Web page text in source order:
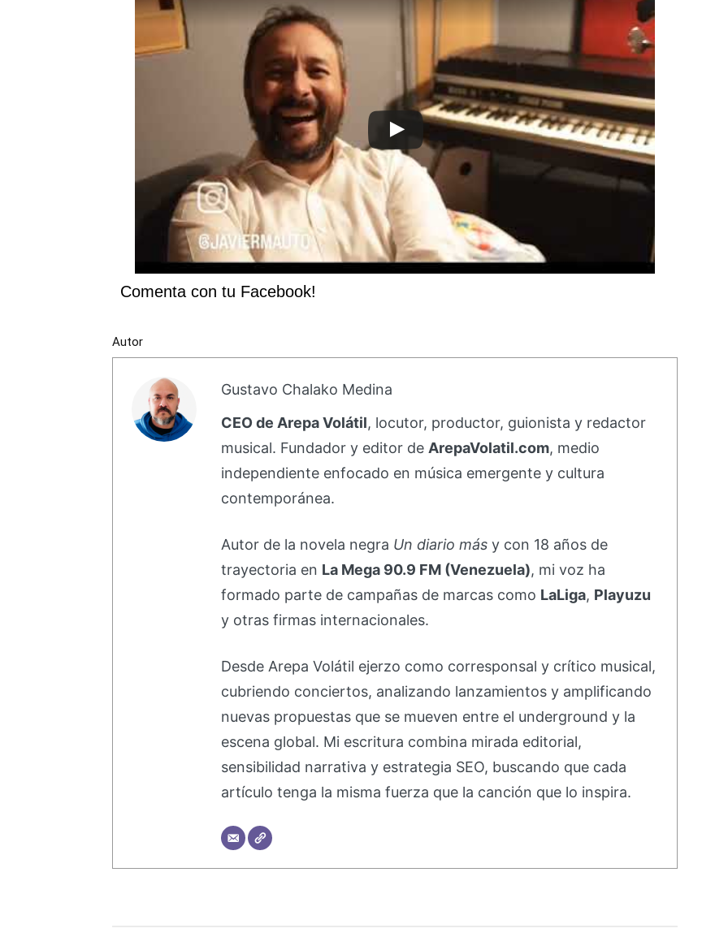
Comenta con tu Facebook!
Autor
Gustavo Chalako Medina
CEO de Arepa Volátil, locutor, productor, guionista y redactor
musical. Fundador y editor de ArepaVolatil.com, medio
independiente enfocado en música emergente y cultura
contemporánea.
Autor de la novela negra Un diario másy con 18 años de
trayectoria en La Mega 90.9 FM (Venezuela), mi voz ha
formado parte de campañas de marcas como LaLiga, Playuzu
y otras firmas internacionales.
Desde Arepa Volátil ejerzo como corresponsal y crítico musical,
cubriendo conciertos, analizando lanzamientos y amplificando
nuevas propuestas que se mueven entre el underground y la
escena global. Mi escritura combina mirada editorial,
sensibilidad narrativa y estrategia SEO, buscando que cada
artículo tenga la misma fuerza que la canción que lo inspira.